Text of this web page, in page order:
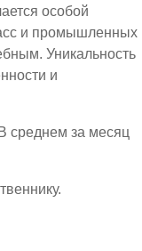
особой
и промышленных
Уникальность
и
среднем за месяц